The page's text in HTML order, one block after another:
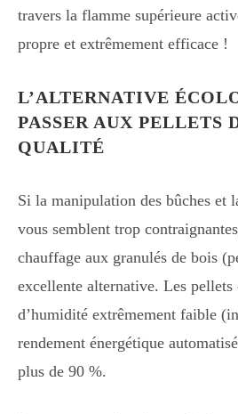
travers la flamme supérieure
propre et extrêmement efficace !
L’ALTERNATIVE
PASSER AUX PELLETS
QUALITÉ
Si la manipulation des bûches et
vous semblent trop
chauffage aux granulés de bois
excellente alternative. Les
d’humidité extrêmement faible
rendement énergétique
plus de 90 %.